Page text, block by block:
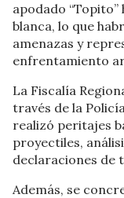
apodado
blanca, lo que
amenazas y
enfrentamiento
La Fiscalía
través de la
realizó peritajes
proyectiles,
declaraciones de
Además, se